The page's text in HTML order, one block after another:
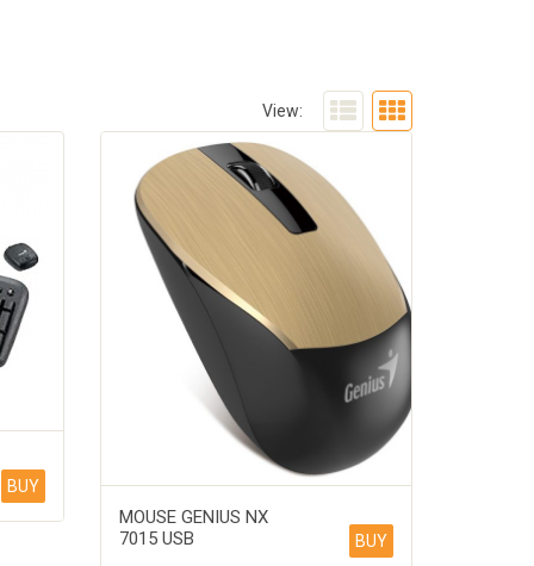
View:
BUY
MOUSE GENIUS NX
7015 USB
BUY